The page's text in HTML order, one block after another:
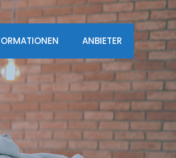
ANBIETER